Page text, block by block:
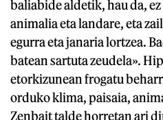
baliabide aldetik, hau da,
animalia eta landare, eta
egurra eta janaria lortzea.
batean sartuta zeudela».
etorkizunean frogatu
orduko klima, paisaia,
Zenbait talde horretan ari